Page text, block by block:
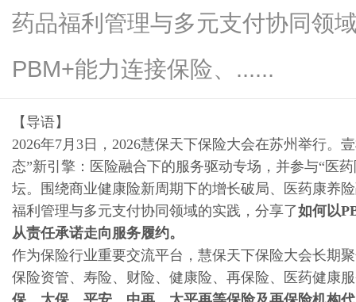
药品福利管理与多元支付协同领
PBM+能力连接保险、......
【导语】
2026年7月3日，2026慧保天下保险大会在苏州举行。
态”新引擎：医险融合下的服务驱动专场，并参与“医
坛。围绕商业健康险新周期下的增长破局、医药康养
福利管理与多元支付协同领域的实践，分享了如何以
从责任承诺走向服务履约。
作为保险行业重要交流平台，慧保天下保险大会长期
保险资管、寿险、财险、健康险、再保险、医药健康